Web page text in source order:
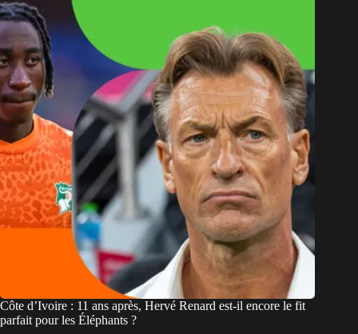
Côte d’Ivoire : 11 ans après, Hervé Renard est-il encore le fit
parfait pour les Éléphants ?